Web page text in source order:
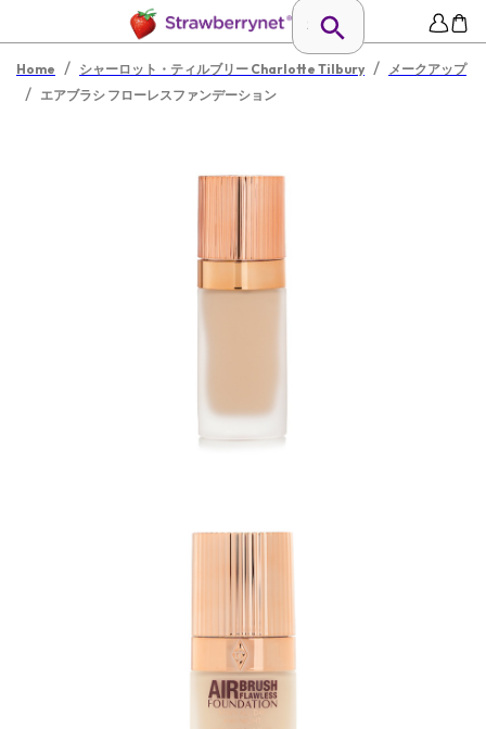
Home / シャーロット・ティルブリー Charlotte Tilbury / メークアップ
/ エアブラシ フローレスファンデーション